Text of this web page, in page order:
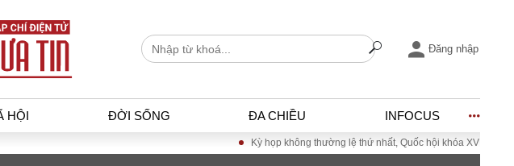
Đăng nhập
HỘI ĐỜI SỐNG ĐA CHIỀU INFOCUS
Kỳ họp không thường lệ thứ nhất, Quốc hội khóa XVI Đưa Nghị quyết